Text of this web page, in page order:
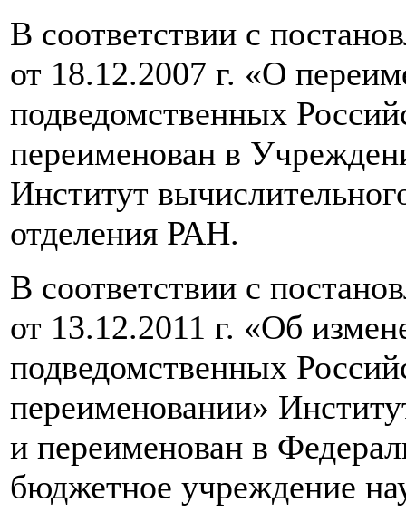
В соответствии с
от 18.12.2007 г. «О
подведомственных
переименован в
Институт
отделения РАН.
В соответствии с
от 13.12.2011 г. «Об
подведомственных
переименовании»
и переименован в
бюджетное учреждение